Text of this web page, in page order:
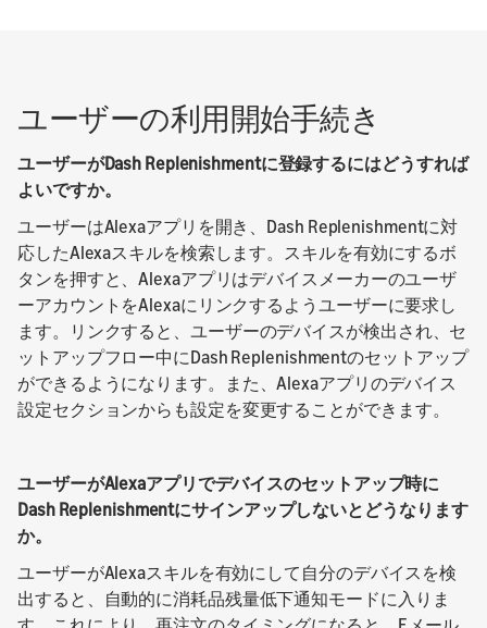
ユーザーの利用開始手続き
ユーザーがDash Replenishmentに登録するにはどうすれば
よいですか。
ユーザーはAlexaアプリを開き、Dash Replenishmentに対
応したAlexaスキルを検索します。スキルを有効にするボ
タンを押すと、Alexaアプリはデバイスメーカーのユーザ
ーアカウントをAlexaにリンクするようユーザーに要求し
ます。リンクすると、ユーザーのデバイスが検出され、セ
ットアップフロー中にDash Replenishmentのセットアップ
ができるようになります。また、Alexaアプリのデバイス
設定セクションからも設定を変更することができます。
ユーザーがAlexaアプリでデバイスのセットアップ時に
Dash Replenishmentにサインアップしないとどうなります
か。
ユーザーがAlexaスキルを有効にして自分のデバイスを検
出すると、自動的に消耗品残量低下通知モードに入りま